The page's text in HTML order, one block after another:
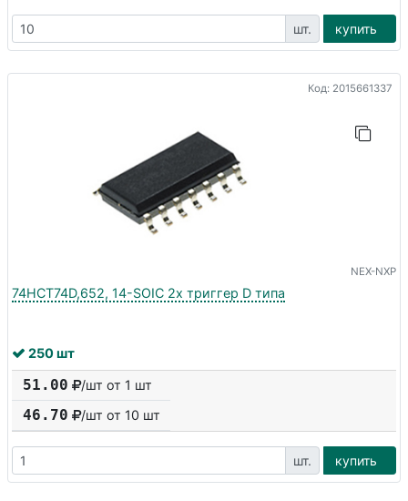
шт. купить
Код: 2015661337
NEX-NXP
74HCT74D,652, 14-SOIC 2х триггер D типа
250 шт
51.00 /шт от 1 шт
46.70 /шт от 10 шт
шт. купить